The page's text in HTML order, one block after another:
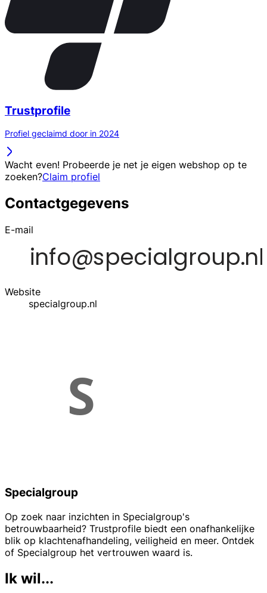
Trustprofile
Profiel geclaimd door in 2024
Wacht even! Probeerde je net je eigen webshop op te
zoeken?Claim profiel
Contactgegevens
E-mail
Website
specialgroup.nl
Specialgroup
Op zoek naar inzichten in Specialgroup's
betrouwbaarheid? Trustprofile biedt een onafhankelijke
blik op klachtenafhandeling, veiligheid en meer. Ontdek
of Specialgroup het vertrouwen waard is.
Ik wil...